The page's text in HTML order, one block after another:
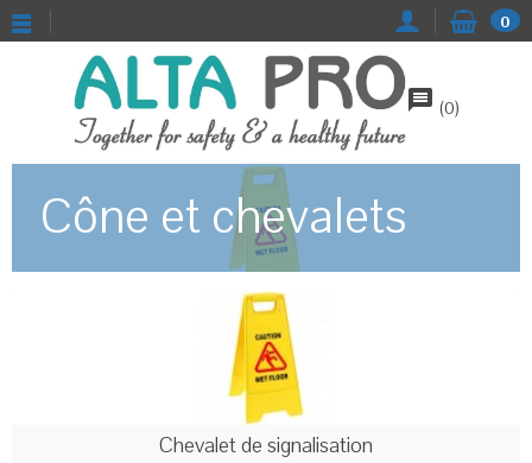
0
message (0)
Cône et chevalets
Chevalet de signalisation